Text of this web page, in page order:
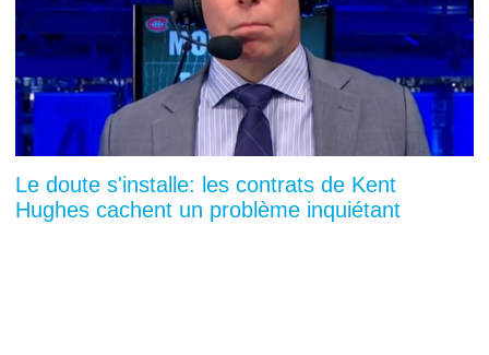
Le doute s'installe: les contrats de Kent
Hughes cachent un problème inquiétant